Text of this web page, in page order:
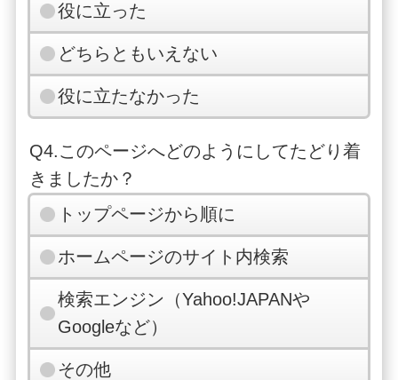
役に立った
どちらともいえない
役に立たなかった
Q4.このページへどのようにしてたどり着
きましたか？
トップページから順に
ホームページのサイト内検索
検索エンジン（Yahoo!JAPANや
Googleなど）
その他